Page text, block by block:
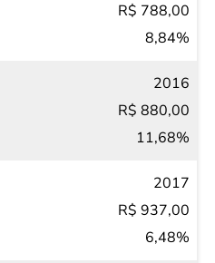
R$ 788,00
8,84%
2016
R$ 880,00
11,68%
2017
R$ 937,00
6,48%